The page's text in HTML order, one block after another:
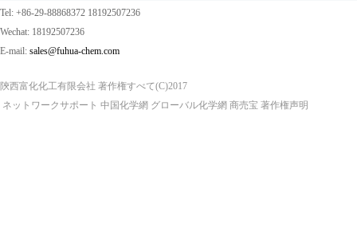
Tel: +86-29-88868372 18192507236
Wechat: 18192507236
E-mail: sales@fuhua-chem.com
陝西富化化工有限会社 著作権すべて(C)2017
ネットワークサポート 中国化学網 グローバル化学網 商売宝 著作権声明